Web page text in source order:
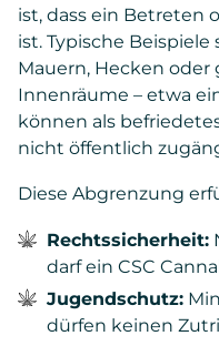
ist, dass ein Betreten
ist. Typische
Mauern, Hecken oder
Innenräume – etwa
können als
nicht öffentlich
Diese Abgrenzung
Rechtssicherheit:
darf ein CSC
Jugendschutz:
dürfen keinen